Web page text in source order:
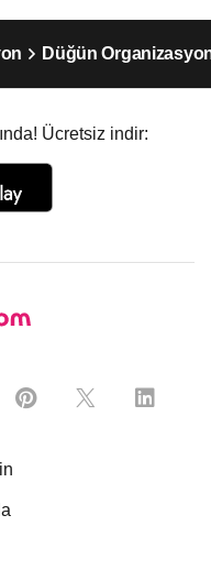
Düğün
Ücretsiz indir: